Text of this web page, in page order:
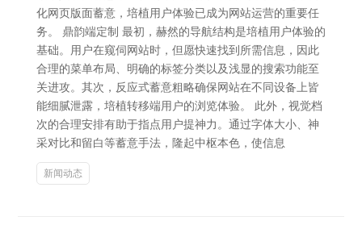
化网页版面蓄意，培植用户体验已成为网站运营的重要任
务。 鼎韵端定制 最初，赫然的导航结构是培植用户体验的
基础。用户在窥伺网站时，但愿快速找到所需信息，因此
合理的菜单布局、明确的标签分类以及浅显的搜索功能至
关进攻。其次，反应式蓄意粗略确保网站在不同设备上皆
能细腻泄露，培植转移端用户的浏览体验。 此外，视觉档
次的合理安排有助于指点用户提神力。通过字体大小、神
采对比和留白等蓄意手法，隆起中枢本色，使信息
新闻动态